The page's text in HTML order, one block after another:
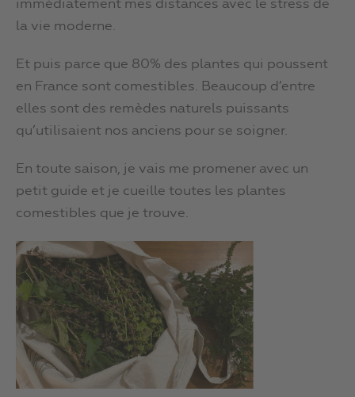
immédiatement mes distances avec le stress de
la vie moderne.
Et puis parce que 80% des plantes qui poussent
en France sont comestibles. Beaucoup d’entre
elles sont des remèdes naturels puissants
qu’utilisaient nos anciens pour se soigner.
En toute saison, je vais me promener avec un
petit guide et je cueille toutes les plantes
comestibles que je trouve.